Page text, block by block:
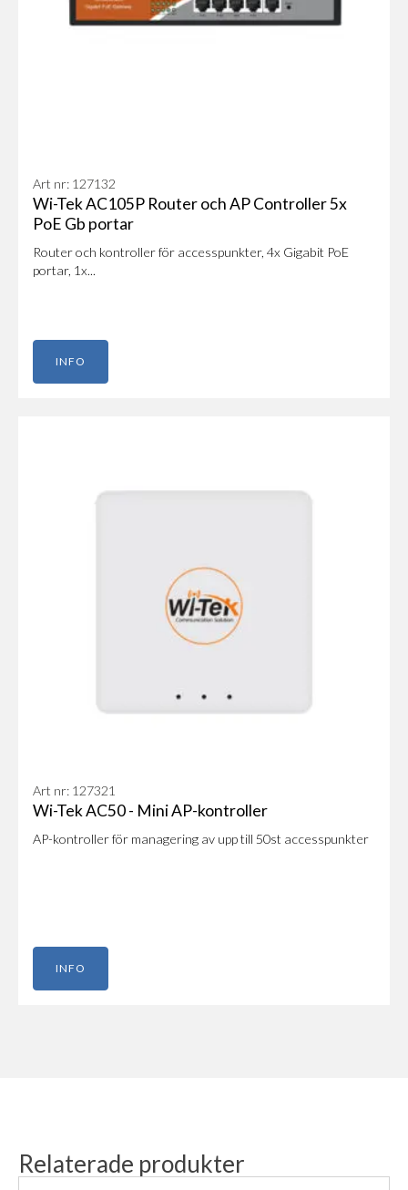
Art nr: 127132
Wi-Tek AC105P Router och AP Controller 5x
PoE Gb portar
Router och kontroller för accesspunkter, 4x Gigabit PoE
portar, 1x...
INFO
Art nr: 127321
Wi-Tek AC50 - Mini AP-kontroller
AP-kontroller för managering av upp till 50st accesspunkter
INFO
Relaterade produkter